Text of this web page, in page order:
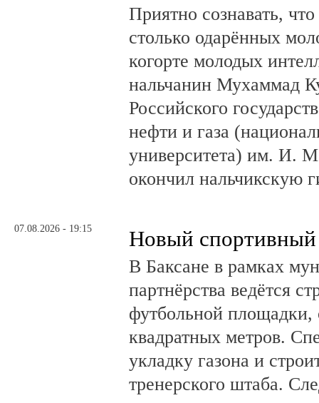
Приятно сознавать,
столько одарённых
когорте молодых
нальчанин Мухаммад
Российского
нефти и газа
университета) им. И.
окончил нальчикскую
07.08.2026 - 19:15 Новый спортивный
В Баксане в рамках
партнёрства ведётся
футбольной
квадратных метров.
укладку газона и
тренерского штаба.